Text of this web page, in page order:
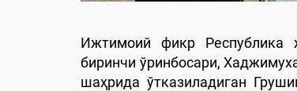
Ижтимоий фикр Республика
биринчи ўринбосари,
шаҳрида ўтказиладиган